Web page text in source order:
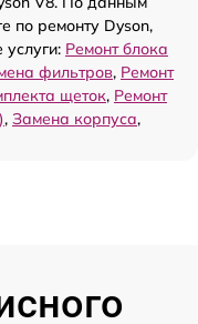
по ремонту Dyson,
Ремонт блока
фильтров, Ремонт
щеток, Ремонт
, Замена корпуса,